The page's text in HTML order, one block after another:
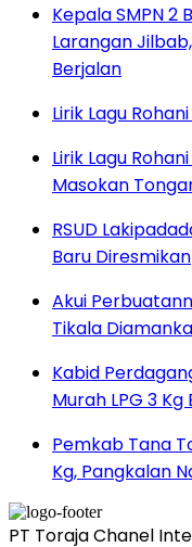
Kepala SMPN 2
Larangan
Berjalan
Lirik Lagu
Lirik Lagu
Masokan
RSUD
Baru Diresmikan
Akui
Tikala
Kabid
Murah LPG 3
Pemkab Tana
Kg, Pangkalan
PT Toraja Chanel